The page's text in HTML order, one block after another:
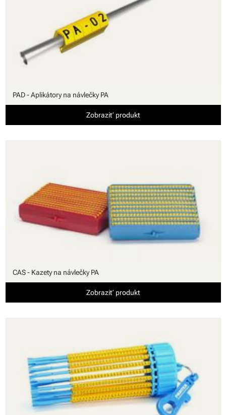
PAD - Aplikátory na návlečky PA
Zobraziť produkt
CAS - Kazety na návlečky PA
Zobraziť produkt